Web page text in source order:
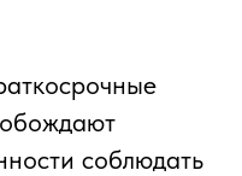
соблюдать